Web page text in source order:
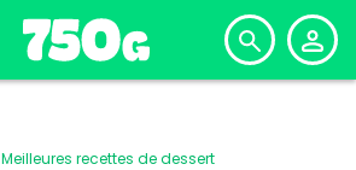
Meilleures recettes de dessert